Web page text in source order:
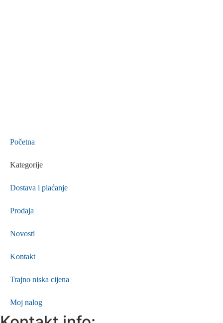
Početna
Kategorije
Dostava i plaćanje
Prodaja
Novosti
Kontakt
Trajno niska cijena
Moj nalog